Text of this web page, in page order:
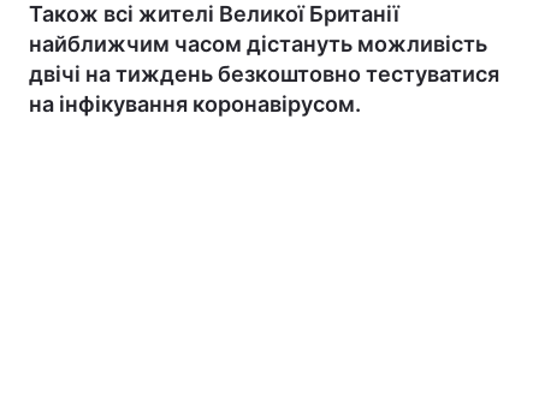
Головна Війна
Україна
Також всі жителі Великої Британії
найближчим часом дістануть можливість
двічі на тиждень безкоштовно тестуватися
на інфікування коронавірусом.